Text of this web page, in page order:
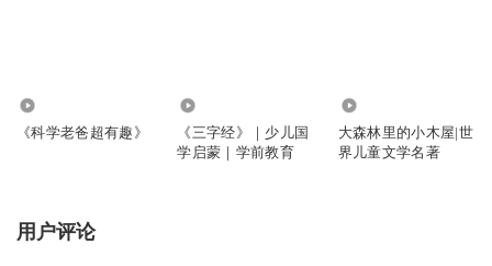
《科学老爸超有趣》
《三字经》｜少儿国
学启蒙｜学前教育
大森林里的小木屋|世
界儿童文学名著
用户评论